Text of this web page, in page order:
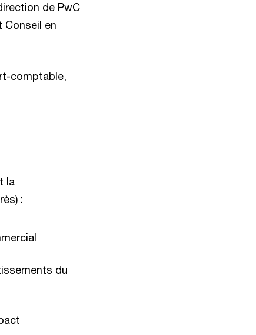
de PwC
Conseil en
comptable,
la
:
du